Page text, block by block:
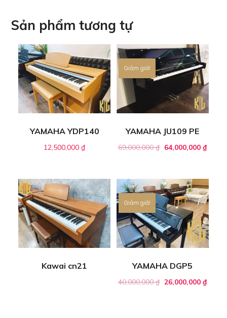
Sản phẩm tương tự
YAMAHA YDP140
12,500,000₫
Giảm giá!
YAMAHA JU109 PE
69,000,000₫ 64,000,000₫
Kawai cn21
Giảm giá!
YAMAHA DGP5
40,000,000₫ 26,000,000₫